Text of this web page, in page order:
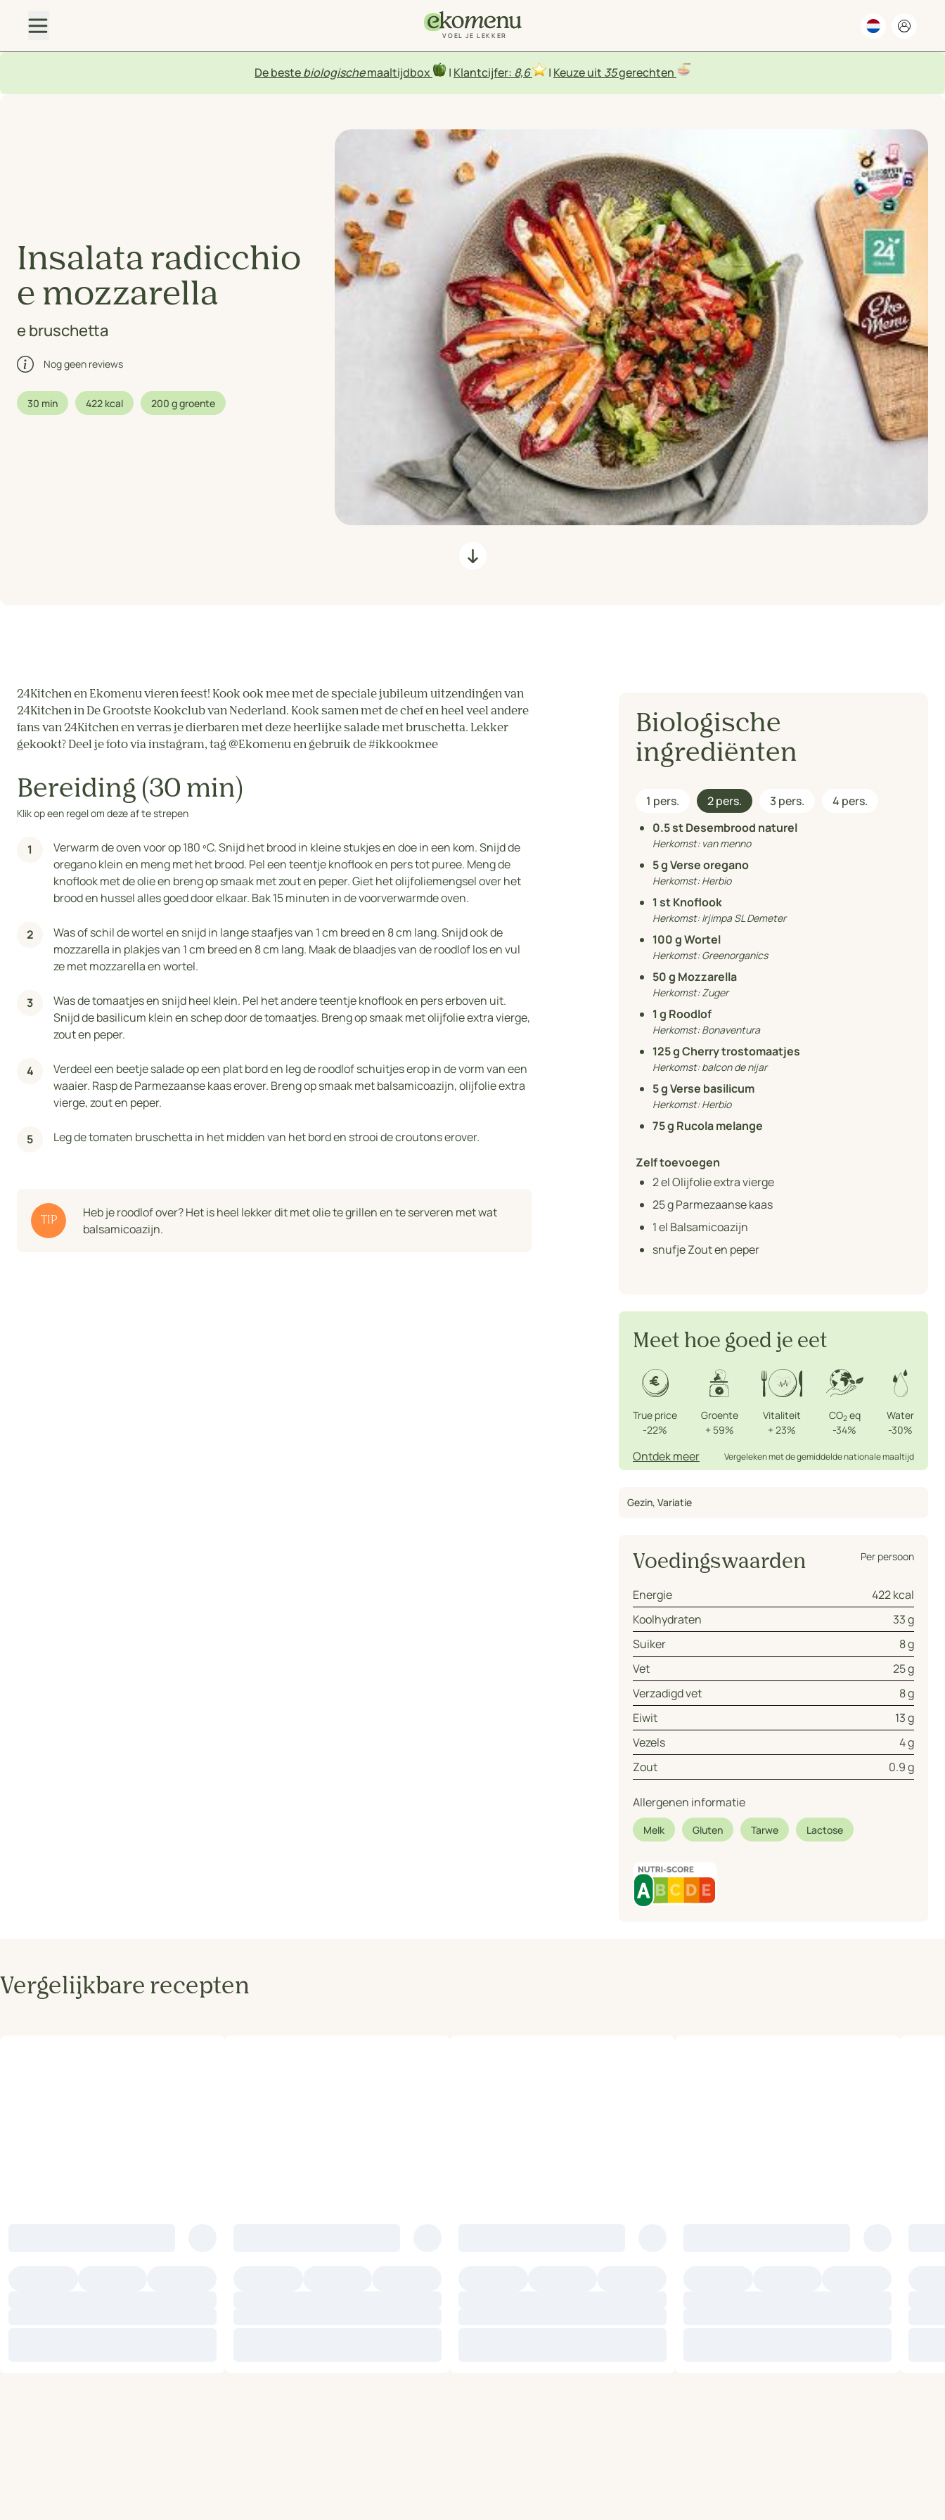
VOEL JE LEKKER
De bestebiologischemaaltijdbox | Klantcijfer: 8,6 | Keuze uit 35gerechten
Insalata radicchio
e mozzarella
e bruschetta
Nog geen reviews
30 min 422 kcal 200 g groente
24Kitchen en Ekomenu vieren feest! Kook ook mee met de speciale jubileum uitzendingen van
24Kitchen in De Grootste Kookclub van Nederland. Kook samen met de chef en heel veel andere
fans van 24Kitchen en verras je dierbaren met deze heerlijke salade met bruschetta. Lekker
gekookt? Deel je foto via instagram, tag @Ekomenu en gebruik de #ikkookmee
Bereiding (30 min)
Klik op een regel om deze af te strepen
Verwarm de oven voor op 180 ºC. Snijd het brood in kleine stukjes en doe in een kom. Snijd de
oregano klein en meng met het brood. Pel een teentje knoflook en pers tot puree. Meng de
knoflook met de olie en breng op smaak met zout en peper. Giet het olijfoliemengsel over het
brood en hussel alles goed door elkaar. Bak 15 minuten in de voorverwarmde oven.
Was of schil de wortel en snijd in lange staafjes van 1 cm breed en 8 cm lang. Snijd ook de
mozzarella in plakjes van 1 cm breed en 8 cm lang. Maak de blaadjes van de roodlof los en vul
ze met mozzarella en wortel.
Was de tomaatjes en snijd heel klein. Pel het andere teentje knoflook en pers erboven uit.
Snijd de basilicum klein en schep door de tomaatjes. Breng op smaak met olijfolie extra vierge,
zout en peper.
Verdeel een beetje salade op een plat bord en leg de roodlof schuitjes erop in de vorm van een
waaier. Rasp de Parmezaanse kaas erover. Breng op smaak met balsamicoazijn, olijfolie extra
vierge, zout en peper.
Leg de tomaten bruschetta in het midden van het bord en strooi de croutons erover.
TIP
Heb je roodlof over? Het is heel lekker dit met olie te grillen en te serveren met wat
balsamicoazijn.
Biologische
ingrediënten
1 pers. 2 pers. 3 pers.
4 pers.
0.5st Desembrood naturel
Herkomst: van menno
5g Verse oregano
Herkomst:Herbio
1 st Knoflook
Herkomst:Irjimpa SL Demeter
100g Wortel
Herkomst:Greenorganics
50g Mozzarella
Herkomst:Zuger
1 g Roodlof
Herkomst:Bonaventura
125g Cherry trostomaatjes
Herkomst:balcon de nijar
5g Verse basilicum
Herkomst:Herbio
75g Rucola melange
Zelf toevoegen
2el Olijfolie extra vierge
25g Parmezaanse kaas
1el Balsamicoazijn
snufje Zout en peper
Meet hoe goed je eet
True price
-22%
Groente
+ 59%
Vitaliteit
+ 23%
CO2eq
-34%
Water
-30%
Ontdek meer Vergeleken met de gemiddelde nationale maaltijd
Gezin, Variatie
Voedingswaarden Per persoon
Energie
422 kcal
Koolhydraten
33 g
Suiker
8 g
Vet
25 g
Verzadigd vet
8 g
Eiwit
13 g
Vezels
4 g
Zout
0.9 g
Allergenen informatie
Melk Gluten Tarwe Lactose
Vergelijkbare recepten